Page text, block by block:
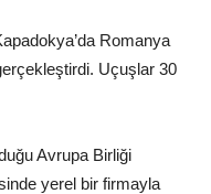
Romanya
Uçuşlar 30
Avrupa Birliği
yerel bir firmayla